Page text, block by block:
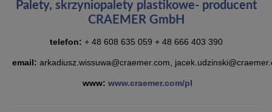
Palety, skrzyniopalety plastikowe- producent
CRAEMER GmbH
telefon: + 48 608 635 059 + 48 666 403 390
email: arkadiusz.wissuwa@craemer.com,
www: www.craemer.com/pl